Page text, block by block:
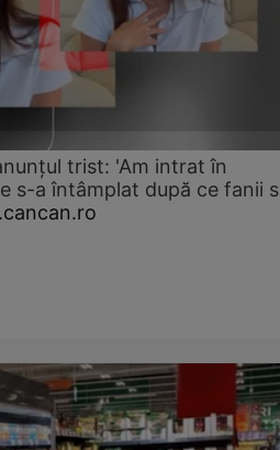
trist: 'Am intrat în
s-a întâmplat după ce fanii